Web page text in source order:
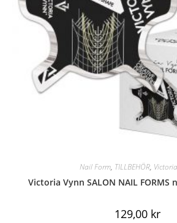
Nail Form, TILLBEHÖR,
Victoria Vynn SALON NAIL FORMS
129,00 kr